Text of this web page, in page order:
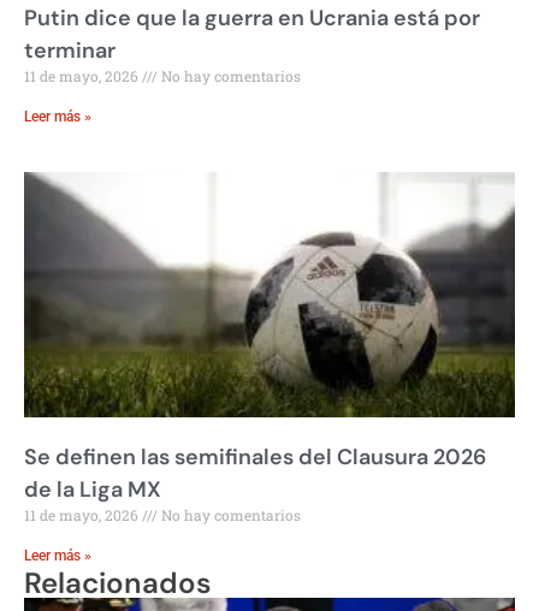
Putin dice que la guerra en Ucrania está por
terminar
11 de mayo, 2026 No hay comentarios
Leer más »
Se definen las semifinales del Clausura 2026
de la Liga MX
11 de mayo, 2026 No hay comentarios
Leer más »
Relacionados